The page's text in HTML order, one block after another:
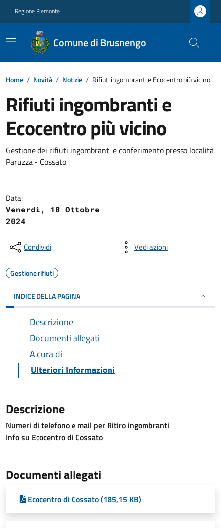
Regione Piemonte
Comune di Brusnengo
Home / Novità / Notizie / Rifiuti ingombranti e Ecocentro più vicino
Rifiuti ingombranti e
Ecocentro più vicino
Gestione dei rifiuti ingombranti e conferimento presso località
Paruzza - Cossato
Data:
Venerdì, 18 Ottobre
2024
Condividi Vedi azioni
Gestione rifiuti
INDICE DELLA PAGINA
Descrizione
Documenti allegati
A cura di
Ulteriori Informazioni
Descrizione
Numeri di telefono e mail per Ritiro ingombranti
Info su Ecocentro di Cossato
Documenti allegati
Ecocentro di Cossato (185,15 KB)